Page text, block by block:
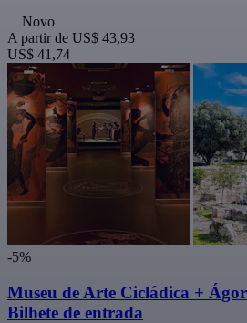
Novo
A partir de US$ 43,93
US$ 41,74
-5%
Museu de Arte Cicládica +
Bilhete de entrada